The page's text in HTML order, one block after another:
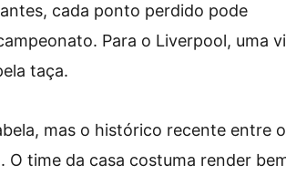
cada ponto perdido pode
Para o Liverpool, uma
taça.
mas o histórico recente entre
time da casa costuma render